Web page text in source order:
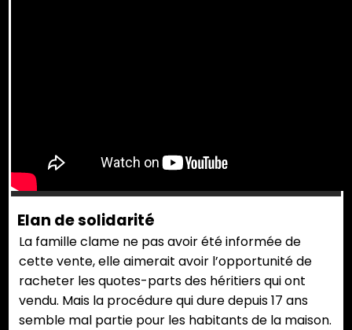
Elan de solidarité
La famille clame ne pas avoir été informée de
cette vente, elle aimerait avoir l’opportunité de
racheter les quotes-parts des héritiers qui ont
vendu. Mais la procédure qui dure depuis 17 ans
semble mal partie pour les habitants de la maison.